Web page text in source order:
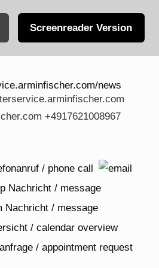
Screenreader Version
+4917621008967